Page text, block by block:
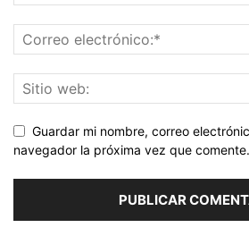
Guardar mi nombre, correo
navegador la próxima vez que comente.